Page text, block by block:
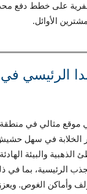
على خطط دفع
الأوائل.
الرئيسي
في موقع مثالي في
الخلابة في سهل
الذهبية والبيئة
الرئيسية، بما في
وأماكن الغوص.